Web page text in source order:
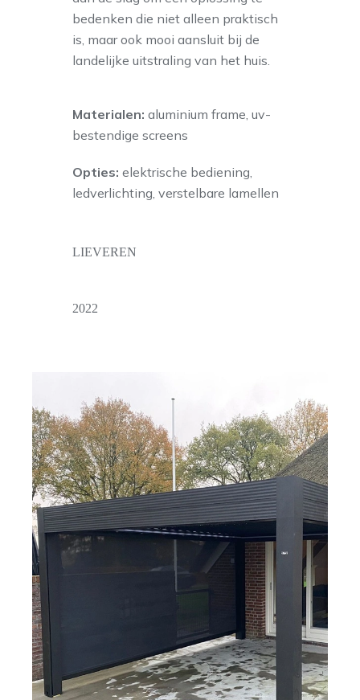
bedenken die niet alleen praktisch
is, maar ook mooi aansluit bij de
landelijke uitstraling van het huis.
Materialen: aluminium frame, uv-
bestendige screens
Opties: elektrische bediening,
ledverlichting, verstelbare lamellen
LIEVEREN
2022